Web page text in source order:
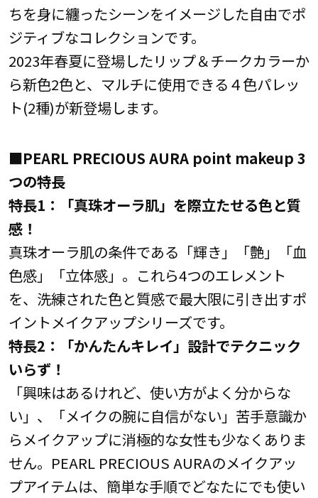
ちを身に纏ったシーンをイメージした自由でポ
ジティブなコレクションです。
2023年春夏に登場したリップ＆チークカラーか
ら新色2色と、マルチに使用できる４色パレッ
ト(2種)が新登場します。
■PEARL PRECIOUS AURA point makeup 3
つの特長
特長1：「真珠オーラ肌」を際立たせる色と質
感！
真珠オーラ肌の条件である「輝き」「艶」「血
色感」「立体感」。これら4つのエレメント
を、洗練された色と質感で最大限に引き出すポ
イントメイクアップシリーズです。
特長2：「かんたんキレイ」設計でテクニック
いらず！
「興味はあるけれど、使い方がよく分からな
い」、「メイクの腕に自信がない」苦手意識か
らメイクアップに消極的な女性も少なくありま
せん。PEARL PRECIOUS AURAのメイクアッ
プアイテムは、簡単な手順でどなたにでも使い